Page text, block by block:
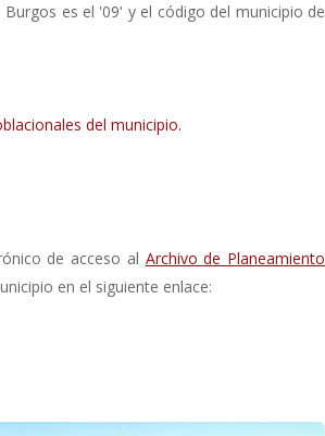
es el '09' y el código del municipio de
del municipio.
de acceso al Archivo de Planeamiento
en el siguiente enlace: